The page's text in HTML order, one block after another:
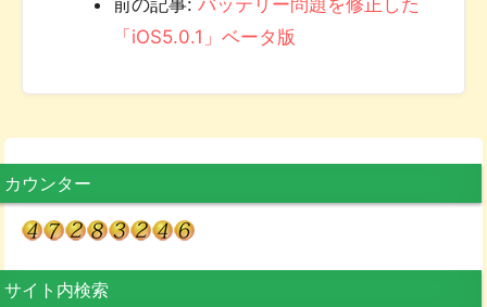
前の記事: バッテリー問題を修正した
「iOS5.0.1」ベータ版
カウンター
サイト内検索